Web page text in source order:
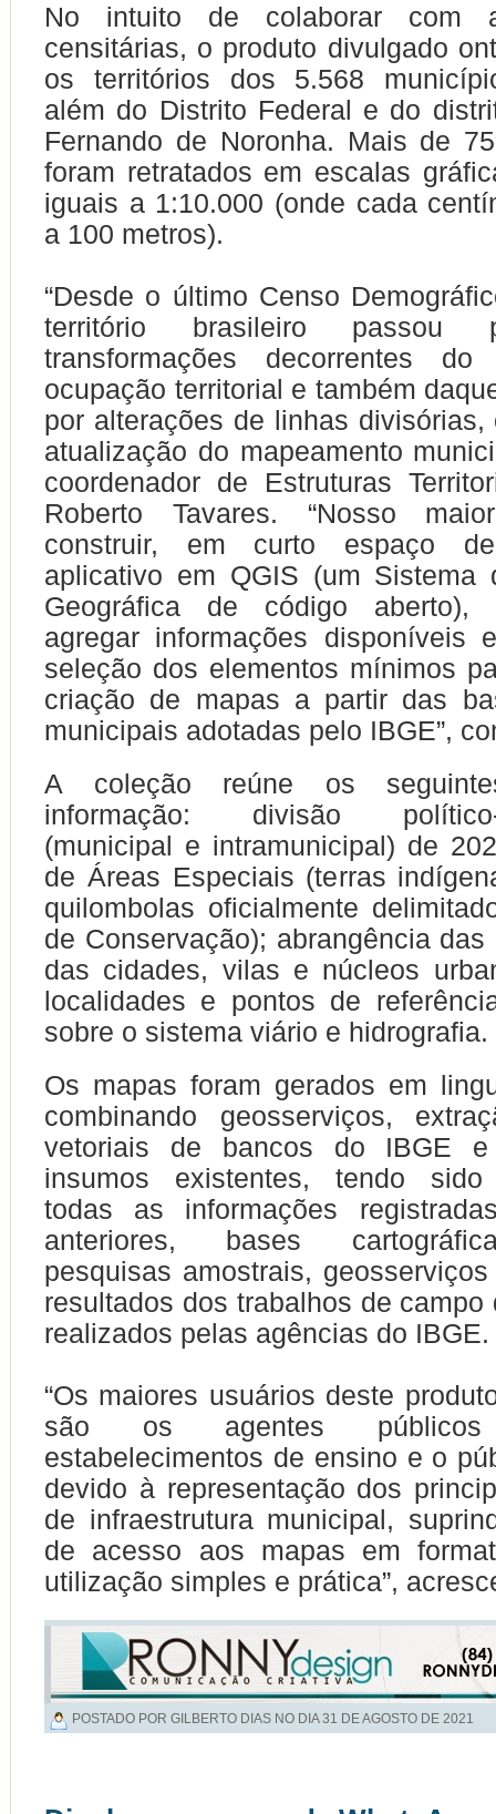
No intuito de colaborar com
censitárias, o produto divulgado
os territórios dos 5.568
além do Distrito Federal e do
Fernando de Noronha. Mais de
foram retratados em escalas
iguais a 1:10.000 (onde cada
a 100 metros).
“Desde o último Censo
território brasileiro passou
transformações decorrentes
ocupação territorial e também
por alterações de linhas
atualização do mapeamento
coordenador de Estruturas
Roberto Tavares. “Nosso
construir, em curto espaço
aplicativo em QGIS (um Sistema
Geográfica de código aberto),
agregar informações disponíveis
seleção dos elementos mínimos
criação de mapas a partir das
municipais adotadas pelo IBGE”,
A coleção reúne os
informação: divisão político-
(municipal e intramunicipal) de
de Áreas Especiais (terras
quilombolas oficialmente
de Conservação); abrangência
das cidades, vilas e núcleos
localidades e pontos de
sobre o sistema viário e hidrografia.
Os mapas foram gerados em
combinando geosserviços,
vetoriais de bancos do IBGE
insumos existentes, tendo sido
todas as informações
anteriores, bases
pesquisas amostrais,
resultados dos trabalhos de campo
realizados pelas agências do IBGE.
“Os maiores usuários deste
são os agentes públicos
estabelecimentos de ensino e o
devido à representação dos
de infraestrutura municipal,
de acesso aos mapas em
utilização simples e prática”,
POSTADO POR GILBERTO DIAS NO DIA31 DE AGOSTO DE 2021